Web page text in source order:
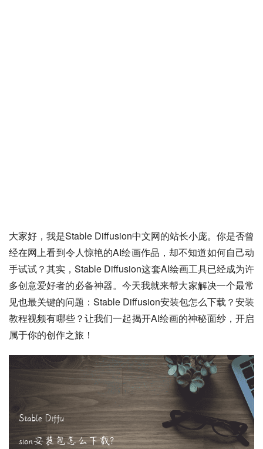
大家好，我是Stable Diffusion中文网的站长小庞。你是否曾
经在网上看到令人惊艳的AI绘画作品，却不知道如何自己动
手试试？其实，Stable Diffusion这套AI绘画工具已经成为许
多创意爱好者的必备神器。今天我就来帮大家解决一个最常
见也最关键的问题：Stable Diffusion安装包怎么下载？安装
教程视频有哪些？让我们一起揭开AI绘画的神秘面纱，开启
属于你的创作之旅！